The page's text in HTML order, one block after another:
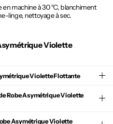
en machine à 30 °C, blanchiment
linge, nettoyage à sec.
Violette
Violette Flottante
Robe Asymétrique Violette
Asymétrique Violette